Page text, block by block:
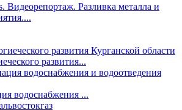
Видеорепортаж. Разливка металла и
развития...
водоснабжения ...